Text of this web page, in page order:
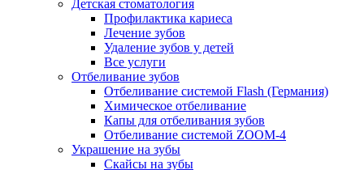
Детская стоматология
Профилактика кариеса
Лечение зубов
Удаление зубов у детей
Все услуги
Отбеливание зубов
Отбеливание системой Flash (Германия)
Химическое отбеливание
Капы для отбеливания зубов
Отбеливание системой ZOOM-4
Украшение на зубы
Скайсы на зубы